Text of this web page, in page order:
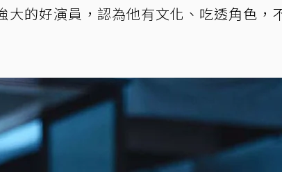
大的好演員，認為他有文化、吃透角色，